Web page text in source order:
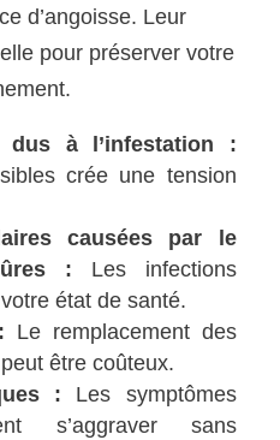
d’angoisse. Leur
pour préserver votre
dus à l’infestation :
crée une tension
causées par le
: Les infections
état de santé.
Le remplacement des
être coûteux.
: Les symptômes
s’aggraver sans